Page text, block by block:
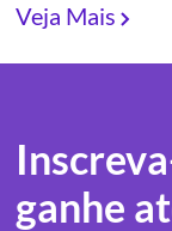
Veja Mais
ganhe